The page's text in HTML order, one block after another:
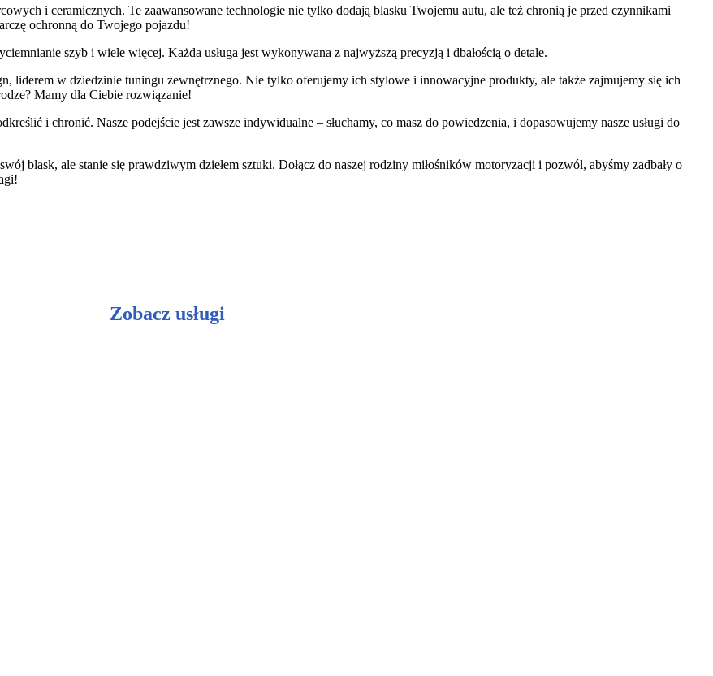
i ceramicznych. Te zaawansowane technologie nie tylko dodają blasku Twojemu autu, ale też chronią je przed czynnikami
ochronną do Twojego pojazdu!
szyb i wiele więcej. Każda usługa jest wykonywana z najwyższą precyzją i dbałością o detale.
liderem w dziedzinie tuningu zewnętrznego. Nie tylko oferujemy ich stylowe i innowacyjne produkty, ale także zajmujemy się ich
Mamy dla Ciebie rozwiązanie!
i chronić. Nasze podejście jest zawsze indywidualne – słuchamy, co masz do powiedzenia, i dopasowujemy nasze usługi do
blask, ale stanie się prawdziwym dziełem sztuki. Dołącz do naszej rodziny miłośników motoryzacji i pozwól, abyśmy zadbały o
Zobacz usługi